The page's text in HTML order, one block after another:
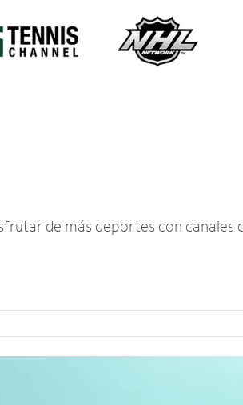
de más deportes con canales